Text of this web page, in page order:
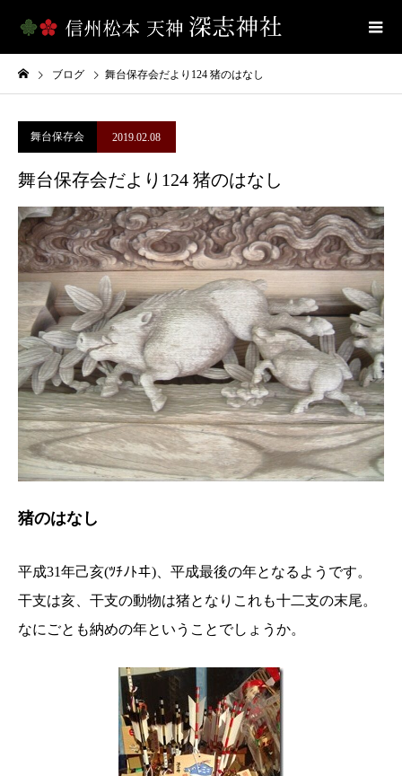
ブログ 舞台保存会だより124 猪のはなし
舞台保存会 2019.02.08
舞台保存会だより124 猪のはなし
猪のはなし
平成31年己亥(ﾂﾁﾉﾄヰ)、平成最後の年となるようです。
干支は亥、干支の動物は猪となりこれも十二支の末尾。
なにごとも納めの年ということでしょうか。